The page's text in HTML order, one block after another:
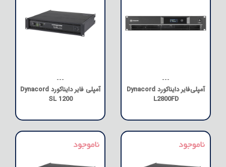
---
آمپلی‌فایر دایناکورد Dynacord
L2800FD
---
آمپلی فایر دایناکورد Dynacord
SL 1200